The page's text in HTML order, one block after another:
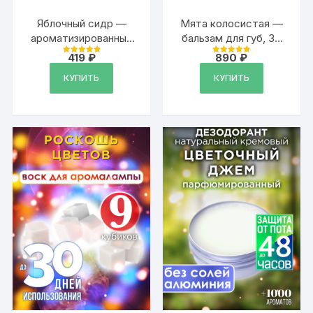
Яблочный сидр —
ароматизированный
тальк для тела
Оценка
419 ₽
КУПИТЬ
Мята колосистая —
бальзам для губ, 30
мл
Оценка
890₽
КУПИТЬ